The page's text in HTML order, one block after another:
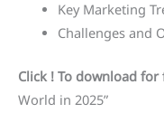
Key Marketing
Challenges and
Click ! To download for
World in 2025”